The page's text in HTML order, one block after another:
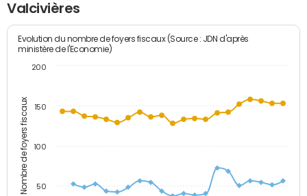
Valcivières
Nombre de foyers fiscaux
Evolution du nombre de foyers fiscaux (Source : JDN d'après
ministère de l'Economie)
50
100
150
200